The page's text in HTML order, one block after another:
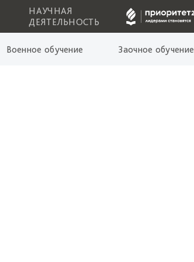
НАУЧНАЯ
ДЕЯТЕЛЬНОСТЬ
Военное обучение Заочное обучение